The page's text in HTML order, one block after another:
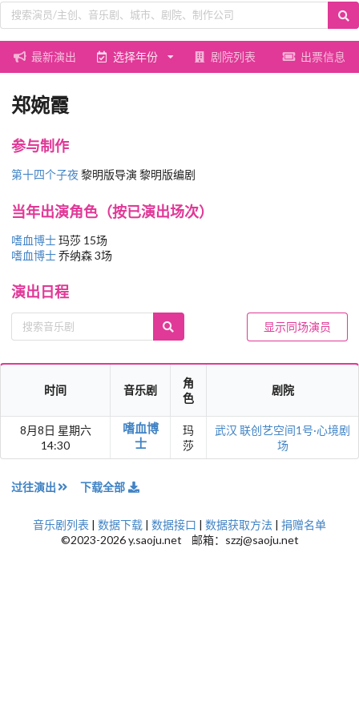
最新演出 选择年份 剧院列表 出票信息
郑婉霞
参与制作
第十四个子夜黎明版导演 黎明版编剧
当年出演角色（按已演出场次）
嗜血博士玛莎 15场
嗜血博士乔纳森 3场
演出日程
显示同场演员
时间 音乐剧
角
色
剧院
8月8日 星期六
14:30
嗜血博
士
玛
莎
武汉 联创艺空间1号·心境剧
场
过往演出 下载全部
音乐剧列表 | 数据下载 | 数据接口 | 数据获取方法 | 捐赠名单
©2023-2026 y.saoju.net 邮箱：szzj@saoju.net